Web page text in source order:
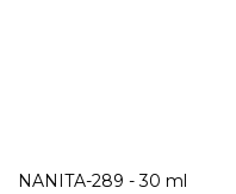
NANITA-289 - 30 ml